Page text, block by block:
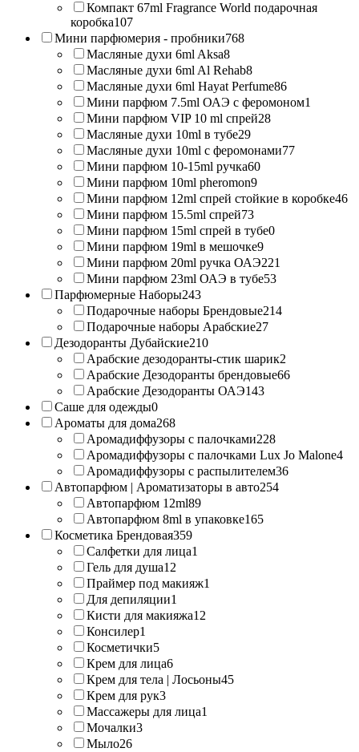
Компакт 67ml Fragrance World подарочная
коробка107
Мини парфюмерия - пробники768
Масляные духи 6ml Aksa8
Масляные духи 6ml Al Rehab8
Масляные духи 6ml Hayat Perfume86
Мини парфюм 7.5ml ОАЭ с феромоном1
Мини парфюм VIP 10 ml спрей28
Масляные духи 10ml в тубе29
Масляные духи 10ml с феромонами77
Мини парфюм 10-15ml ручка60
Мини парфюм 10ml pheromon9
Мини парфюм 12ml спрей стойкие в коробке46
Мини парфюм 15.5ml спрей73
Мини парфюм 15ml спрей в тубе0
Мини парфюм 19ml в мешочке9
Мини парфюм 20ml ручка ОАЭ221
Мини парфюм 23ml ОАЭ в тубе53
Парфюмерные Наборы243
Подарочные наборы Брендовые214
Подарочные наборы Арабские27
Дезодоранты Дубайские210
Арабские дезодоранты-стик шарик2
Арабские Дезодоранты брендовые66
Арабские Дезодоранты ОАЭ143
Саше для одежды0
Ароматы для дома268
Аромадиффузоры с палочками228
Аромадиффузоры с палочками Lux Jo Malone4
Аромадиффузоры с распылителем36
Автопарфюм | Ароматизаторы в авто254
Автопарфюм 12ml89
Автопарфюм 8ml в упаковке165
Косметика Брендовая359
Салфетки для лица1
Гель для душа12
Праймер под макияж1
Для депиляции1
Кисти для макияжа12
Консилер1
Косметички5
Крем для лица6
Крем для тела | Лосьоны45
Крем для рук3
Массажеры для лица1
Мочалки3
Мыло26